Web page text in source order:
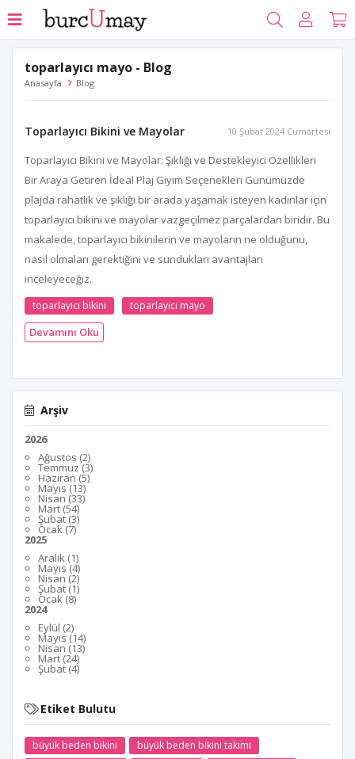
Arşiv
2026
Ağustos (2)
Temmuz (3)
Haziran (5)
Mayıs (13)
Nisan (33)
Mart (54)
Şubat (3)
Ocak (7)
2025
Aralık (1)
Mayıs (4)
Nisan (2)
Şubat (1)
Ocak (8)
2024
Eylül (2)
Mayıs (14)
Nisan (13)
Mart (24)
Şubat (4)
Etiket Bulutu
büyük beden bikini
büyük beden bikini takımı
toparlayıcı mayo - Blog
Anasayfa Blog
Toparlayıcı Bikini ve Mayolar 10 Şubat 2024 Cumartesi
Toparlayıcı Bikini ve Mayolar: Şıklığı ve Destekleyici Özellikleri
Bir Araya Getiren İdeal Plaj Giyim Seçenekleri Günümüzde
plajda rahatlık ve şıklığı bir arada yaşamak isteyen kadınlar için
toparlayıcı bikini ve mayolar vazgeçilmez parçalardan biridir. Bu
makalede, toparlayıcı bikinilerin ve mayoların ne olduğunu,
nasıl olmaları gerektiğini ve sundukları avantajları
inceleyeceğiz.
toparlayıcı bikini toparlayıcı mayo
Devamını Oku